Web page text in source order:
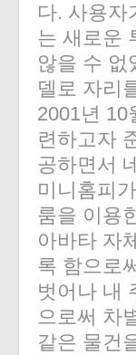
다. 사용자
는 새로운
않을 수 없
델로 자리
2001년 10
련하고자
공하면서
미니홈피
룸을 이용
아바타 자
록 함으로
벗어나 내
으로써 차
같은 물건